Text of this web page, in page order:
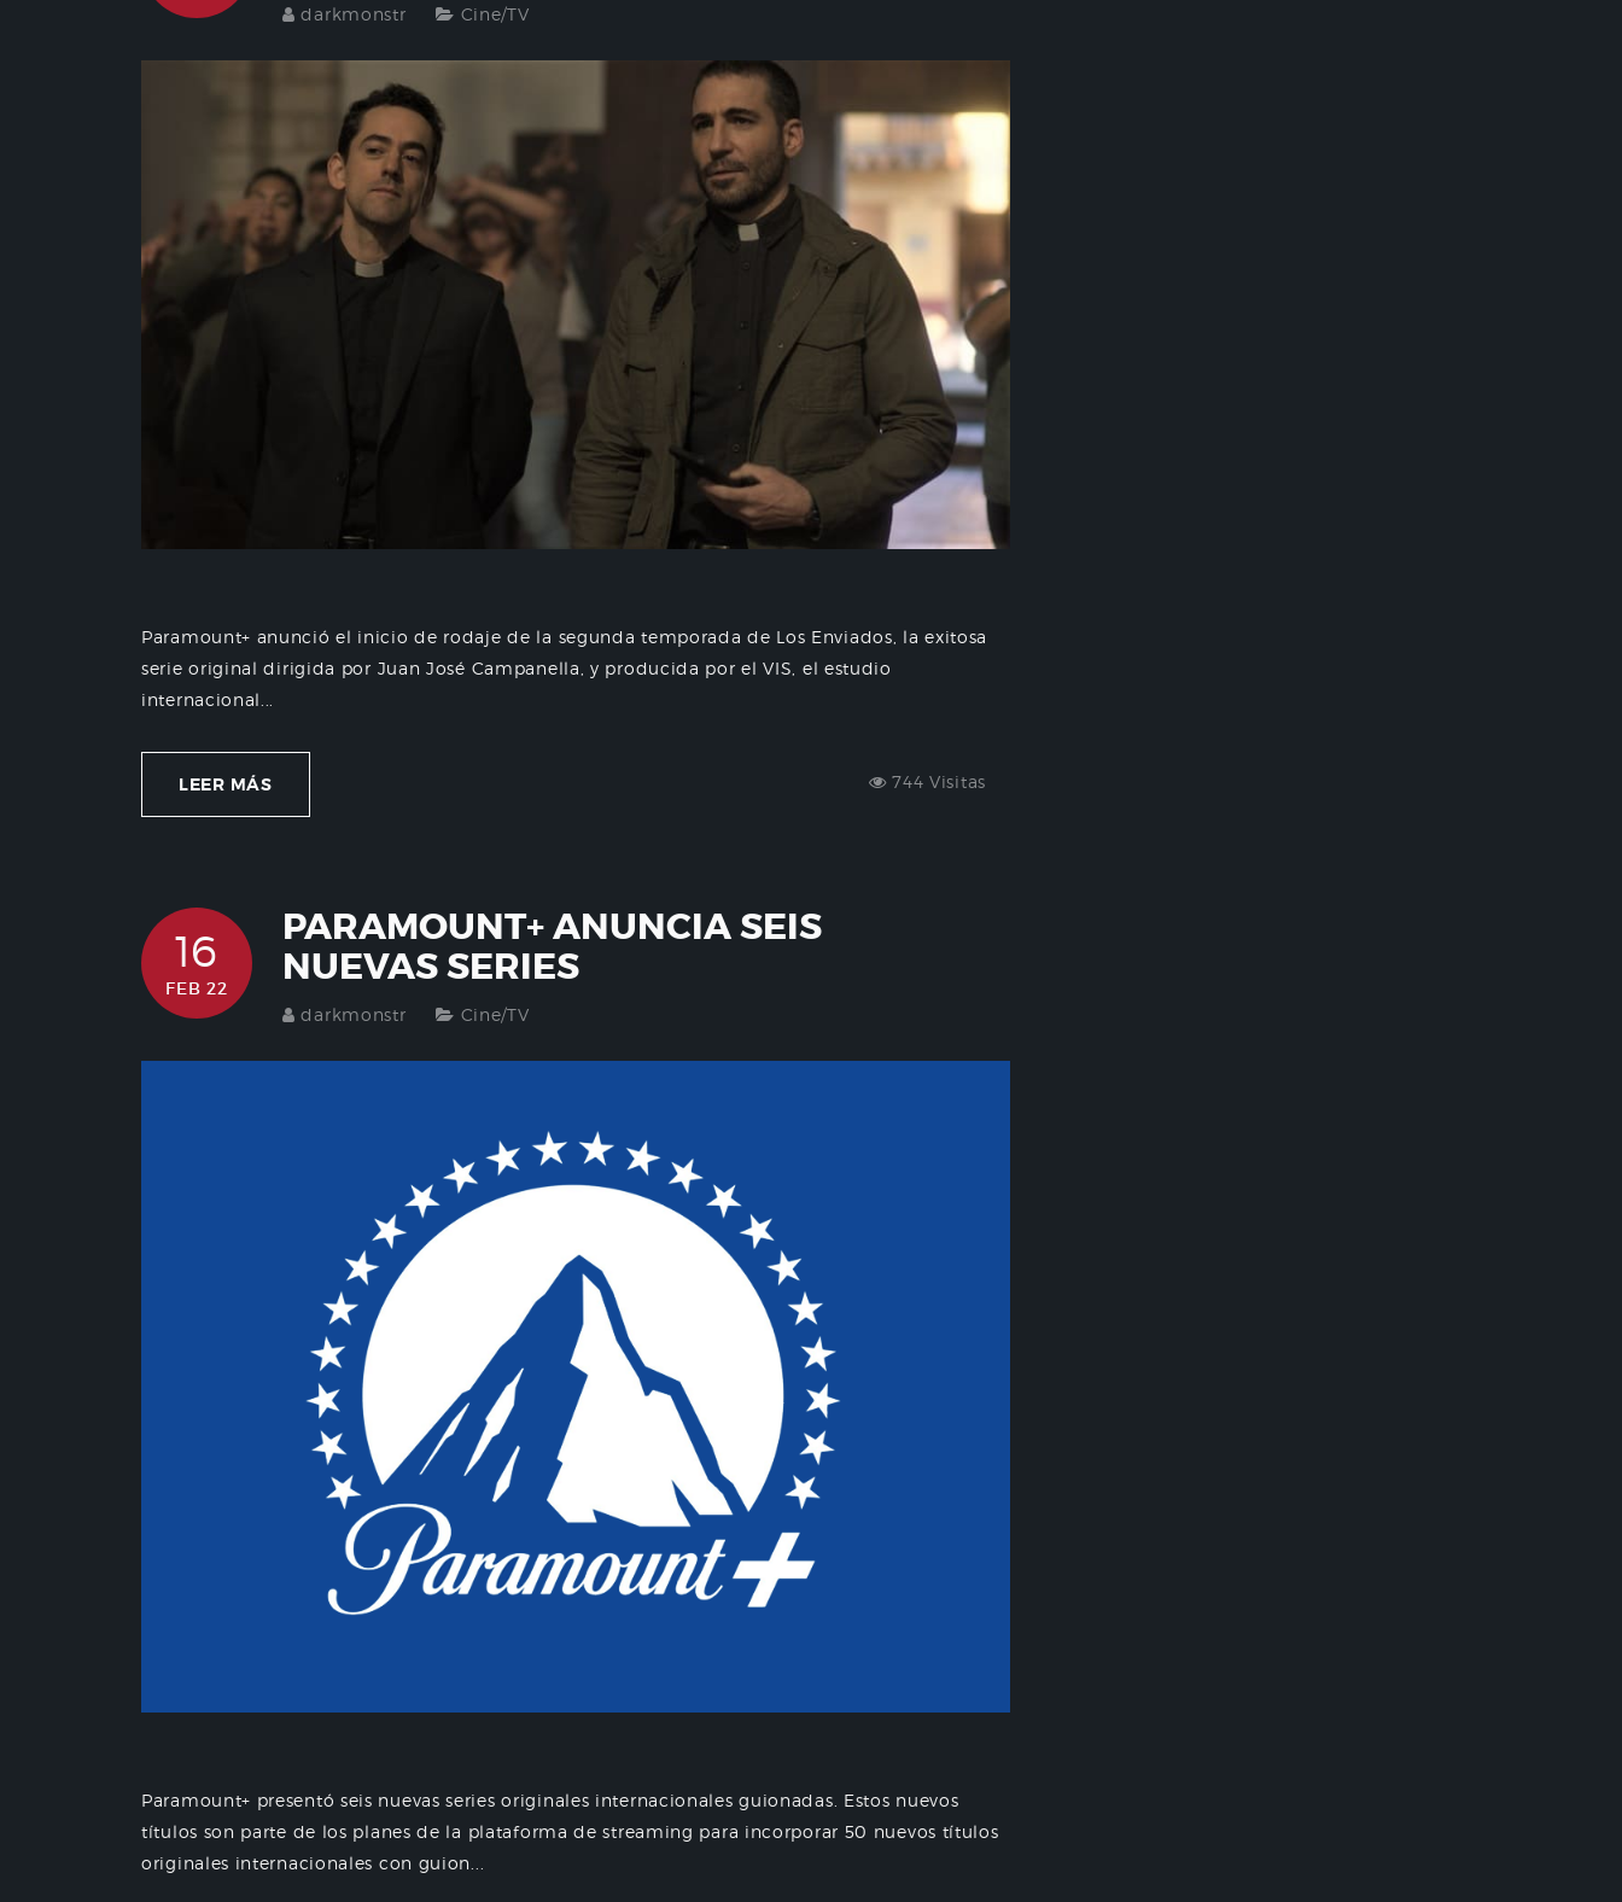
darkmonstr Cine/TV
Paramount+ anunció el inicio de rodaje de la segunda temporada de Los Enviados, la exitosa
serie original dirigida por Juan José Campanella, y producida por el VIS, el estudio
internacional...
LEER MÁS 744 Visitas
16
FEB 22
PARAMOUNT+ ANUNCIA SEIS
NUEVAS SERIES
darkmonstr Cine/TV
Paramount+ presentó seis nuevas series originales internacionales guionadas. Estos nuevos
títulos son parte de los planes de la plataforma de streaming para incorporar 50 nuevos títulos
originales internacionales con guion...